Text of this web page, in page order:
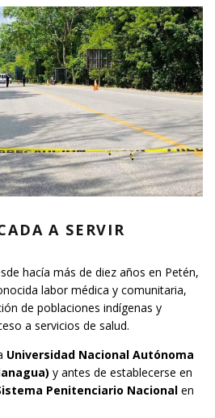
A SERVIR
hacía más de diez años en Petén,
labor médica y comunitaria,
de poblaciones indígenas y
a servicios de salud.
Universidad Nacional Autónoma
y antes de establecerse en
Penitenciario Nacional en